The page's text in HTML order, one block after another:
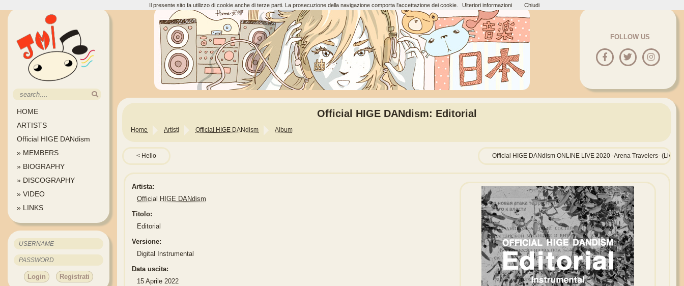
HOME
ARTISTS
Official HIGE DANdism
» MEMBERS
» BIOGRAPHY
» DISCOGRAPHY
» VIDEO
» LINKS
Login Registrati
FOLLOW US
Official HIGE DANdism: Editorial
Home Artisti Official HIGE DANdism Album
Hello Official HIGE DANdism ONLINE LIVE 2020 -Arena Travelers- (Live)
Artista:
Official HIGE DANdism
Titolo:
Editorial
Versione:
Digital Instrumental
Data uscita:
15 Aprile 2022
Il presente sito fa utilizzo di cookie anche di terze parti. La prosecuzione della navigazione comporta l'accettazione dei cookie. Ulteriori informazioni Chiudi